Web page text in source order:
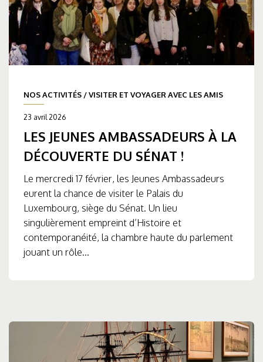
NOS ACTIVITÉS /VISITER ET VOYAGER AVEC LES AMIS
23 avril 2026
LES JEUNES AMBASSADEURS À LA
DÉCOUVERTE DU SÉNAT !
Le mercredi 17 février, les Jeunes Ambassadeurs
eurent la chance de visiter le Palais du
Luxembourg, siège du Sénat. Un lieu
singulièrement empreint d’Histoire et
contemporanéité, la chambre haute du parlement
jouant un rôle...